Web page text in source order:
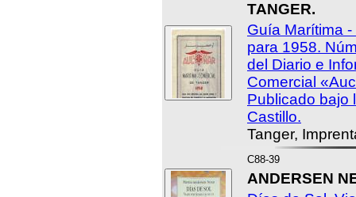
TANGER.
Guía Marítima
para 1958.
del Diario e
Comercial
Publicado bajo
Castillo.
Tanger,
C88-39
ANDERSEN